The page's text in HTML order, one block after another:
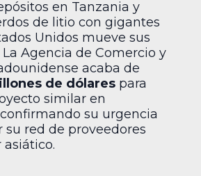
en Tanzania y
de litio con gigantes
Unidos mueve sus
Agencia de Comercio y
acaba de
de dólares para
similar en
su urgencia
su red de proveedores
asiático.